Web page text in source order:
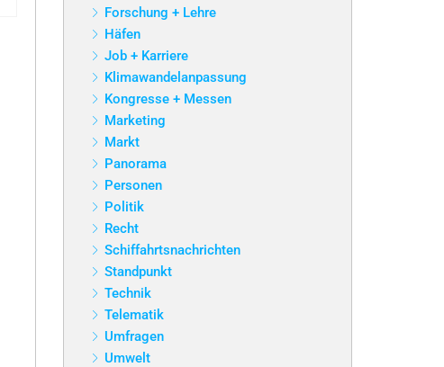
Forschung + Lehre
Häfen
Job + Karriere
Klimawandelanpassung
Kongresse + Messen
Marketing
Markt
Panorama
Personen
Politik
Recht
Schiffahrtsnachrichten
Standpunkt
Technik
Telematik
Umfragen
Umwelt